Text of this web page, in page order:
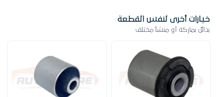
خيارات أخرى لنفس القطعة
بدائل بماركة أو منشأ مختلف